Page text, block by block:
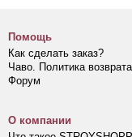
Помощь
Как сделать заказ?
Чаво. Политика возврата
Форум
О компании